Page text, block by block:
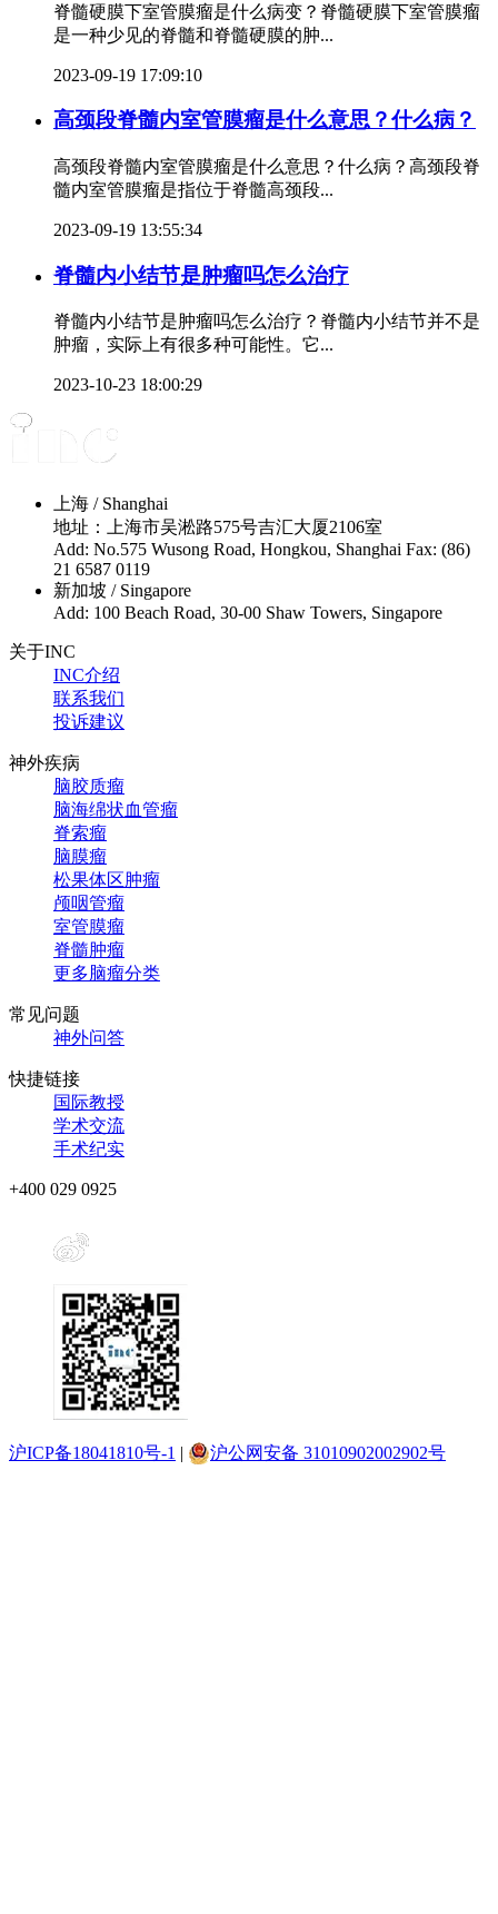
脊髓硬膜下室管膜瘤是什么病变？脊髓硬膜下室管膜瘤
是一种少见的脊髓和脊髓硬膜的肿...
2023-09-19 17:09:10
高颈段脊髓内室管膜瘤是什么意思？什么病？
高颈段脊髓内室管膜瘤是什么意思？什么病？高颈段脊
髓内室管膜瘤是指位于脊髓高颈段...
2023-09-19 13:55:34
脊髓内小结节是肿瘤吗怎么治疗
脊髓内小结节是肿瘤吗怎么治疗？脊髓内小结节并不是
肿瘤，实际上有很多种可能性。它...
2023-10-23 18:00:29
上海 / Shanghai
地址：上海市吴淞路575号吉汇大厦2106室
Add: No.575 Wusong Road, Hongkou, Shanghai Fax: (86)
21 6587 0119
新加坡 / Singapore
Add: 100 Beach Road, 30-00 Shaw Towers, Singapore
关于INC
INC介绍
联系我们
投诉建议
神外疾病
脑胶质瘤
脑海绵状血管瘤
脊索瘤
脑膜瘤
松果体区肿瘤
颅咽管瘤
室管膜瘤
脊髓肿瘤
更多脑瘤分类
常见问题
神外问答
快捷链接
国际教授
学术交流
手术纪实
+400 029 0925
沪ICP备18041810号-1 沪公网安备 31010902002902号